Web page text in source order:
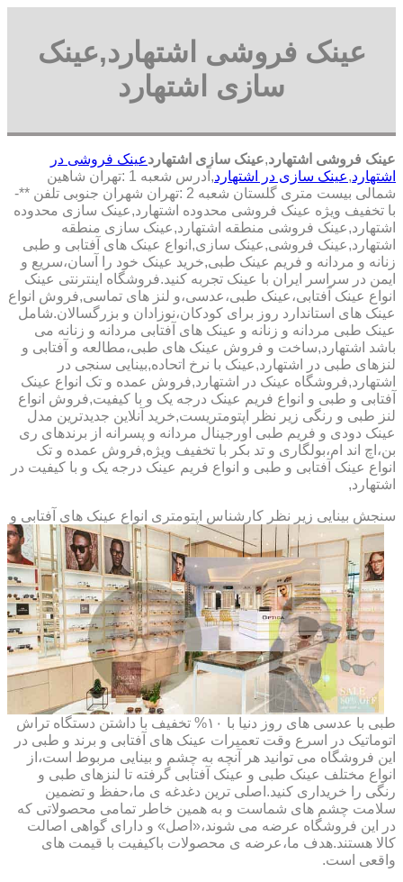
عینک فروشی اشتهارد,عینک
سازی اشتهارد
عینک فروشی اشتهارد,عینک سازی اشتهاردعینک فروشی در
اشتهارد,عینک سازی در اشتهارد
,آدرس شعبه 1 :تهران شاهین
شمالی بیست متری گلستان شعبه 2 :تهران شهران جنوبی تلفن **-
با تخفیف ویژه عینک فروشی محدوده اشتهارد,عینک سازی محدوده
اشتهارد,عینک فروشی منطقه اشتهارد,عینک سازی منطقه
اشتهارد,عینک فروشی,عینک سازی,انواع عینک های آفتابی و طبی
زنانه و مردانه و فریم عینک طبی,خرید عینک خود را آسان،سریع و
ایمن در سراسر ایران با عینک تجربه کنید.فروشگاه اینترنتی عینک
انواع عینک آفتابی،عینک طبی،عدسی،و لنز های تماسی,فروش انواع
عینک های استاندارد روز برای کودکان،نوزادان و بزرگسالان.شامل
عینک طبی مردانه و زنانه و عینک های آفتابی مردانه و زنانه می
باشد اشتهارد,ساخت و فروش عینک های طبی،مطالعه و آفتابی و
لنزهای طبی در اشتهارد,عینک با نرخ اتحاده,بینایی سنجی در
اشتهارد,فروشگاه عینک در اشتهارد,فروش عمده و تک انواع عینک
آفتابی و طبی و انواع فریم عینک درجه یک و با کیفیت,فروش انواع
لنز طبی و رنگی زیر نظر اپتومتریست,خرید آنلاین جدیدترین مدل
عینک دودی و فریم طبی اورجینال مردانه و پسرانه از برندهای ری
بن،اچ اند ام،بولگاری و تد بکر با تخفیف ویژه,فروش عمده و تک
انواع عینک آفتابی و طبی و انواع فریم عینک درجه یک و با کیفیت در
اشتهارد,
سنجش بینایی زیر نظر کارشناس اپتومتری انواع عینک های آفتابی و
طبی با عدسی های روز دنیا با ۱۰% تخفیف با داشتن دستگاه تراش
اتوماتیک در اسرع وقت تعمیرات عینک های آفتابی و برند و طبی در
این فروشگاه می توانید هر آنچه به چشم و بینایی مربوط است،از
انواع مختلف عینک طبی و عینک آفتابی گرفته تا لنزهای طبی و
رنگی را خریداری کنید.اصلی ترین دغدغه ی ما،حفظ و تضمین
سلامت چشم های شماست و به همین خاطر تمامی محصولاتی که
در این فروشگاه عرضه می شوند،«اصل» و دارای گواهی اصالت
کالا هستند.هدف ما،عرضه ی محصولات باکیفیت با قیمت های
واقعی است.